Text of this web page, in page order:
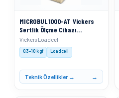
MICROBUL 1000-AT Vickers
Sertlik Ölçme Cihazı
Otomatik Taret
Vickers Loadcell
0.3–10 kgf Loadcell
Teknik Özellikler →